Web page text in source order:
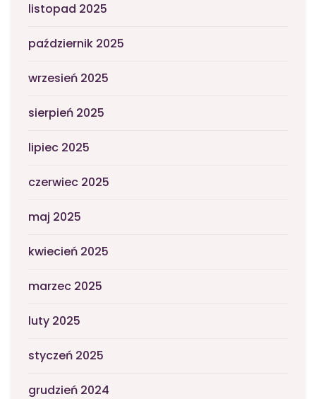
listopad 2025
październik 2025
wrzesień 2025
sierpień 2025
lipiec 2025
czerwiec 2025
maj 2025
kwiecień 2025
marzec 2025
luty 2025
styczeń 2025
grudzień 2024